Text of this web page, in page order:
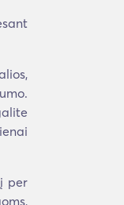
per